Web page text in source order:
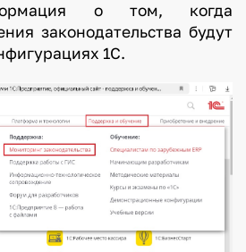
о том, когда
законодательства будут
1С.